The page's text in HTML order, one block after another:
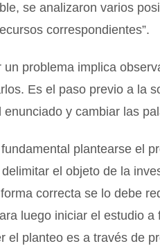
se analizaron varios
correspondientes”.
problema implica
Es el paso previo a la
y cambiar las
plantearse el
el objeto de la
correcta se lo debe
luego iniciar el estudio a
el planteo es a través de